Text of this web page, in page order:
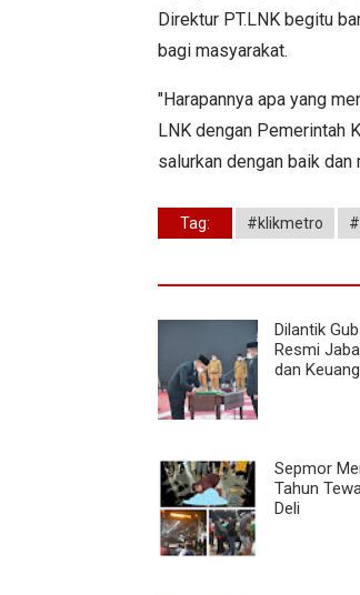
Direktur PT.LNK begitu
bagi masyarakat.
"Harapannya apa yang
LNK dengan Pemerintah
salurkan dengan baik
Tag: #klikmetro
Dilantik
Resmi
dan
Sepmor
Tahun
Deli